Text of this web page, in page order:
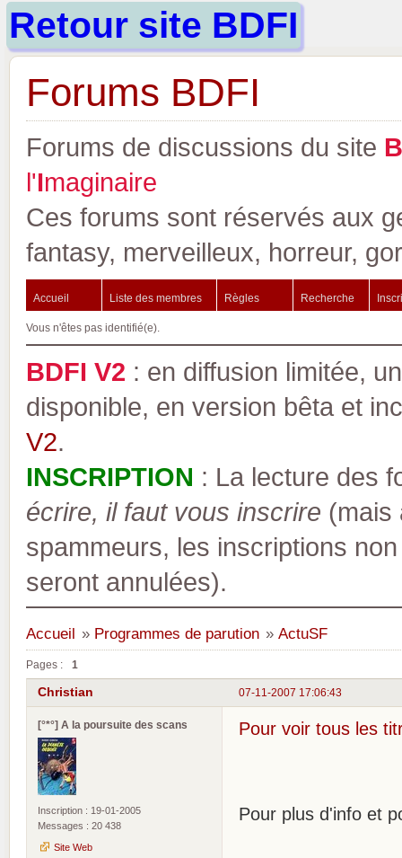
Retour site BDFI
Forums BDFI
Forums de discussions du site B
l'Imaginaire
Ces forums sont réservés aux
fantasy, merveilleux, horreur,
Accueil Liste des membres Règles Recherche
Vous n'êtes pas identifié(e).
BDFI V2 : en diffusion limitée,
disponible, en version bêta et
V2.
INSCRIPTION : La lecture des
écrire, il faut vous inscrire (mais
spammeurs, les inscriptions
seront annulées).
Accueil » Programmes de parution » ActuSF
Pages : 1
07-11-2007 17:06:43
Christian
[°*°] A la poursuite des scans
Inscription : 19-01-2005
Messages : 20 438
Site Web
Pour voir tous les
Pour plus d'info et